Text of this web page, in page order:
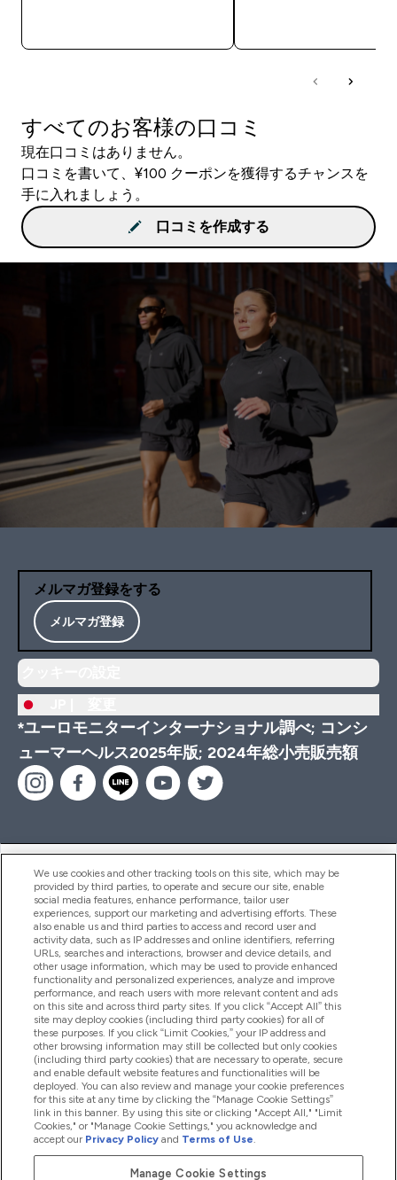
すべてのお客様の口コミ
現在口コミはありません。
口コミを書いて、¥100 クーポンを獲得するチャンスを
手に入れましょう。
口コミを作成する
メルマガ登録をする
メルマガ登録
*ユーロモニターインターナショナル調べ; コンシ
ューマーヘルス2025年版; 2024年総小売販売額
ヘルプ＆ガイド
商品について
会社概要
特典＆ポイント
2026 The Hut.com Ltd
We use cookies and other tracking tools on this site, which may be
provided by third parties, to operate and secure our site, enable
social media features, enhance performance, tailor user
experiences, support our marketing and advertising efforts. These
also enable us and third parties to access and record user and
activity data, such as IP addresses and online identifiers, referring
URLs, searches and interactions, browser and device details, and
other usage information, which may be used to provide enhanced
functionality and personalized experiences, analyze and improve
performance, and reach users with more relevant content and ads
on this site and across third party sites. If you click “Accept All” this
site may deploy cookies (including third party cookies) for all of
these purposes. If you click “Limit Cookies,” your IP address and
other browsing information may still be collected but only cookies
(including third party cookies) that are necessary to operate, secure
and enable default website features and functionalities will be
deployed. You can also review and manage your cookie preferences
for this site at any time by clicking the “Manage Cookie Settings”
link in this banner. By using this site or clicking "Accept All," "Limit
Cookies," or "Manage Cookie Settings," you acknowledge and
accept our Privacy Policy and Terms of Use.
Manage Cookie Settings